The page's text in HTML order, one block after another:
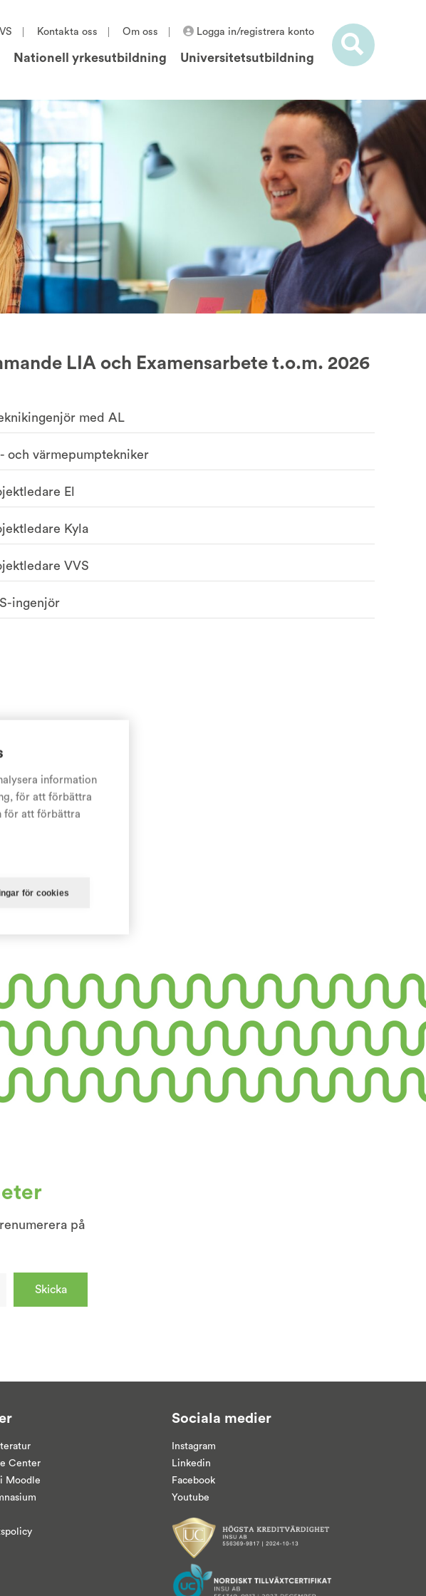
Kontakta oss Om oss Logga in/registrera konto
Nationell yrkesutbildning Universitetsutbildning
LIA och Examensarbete t.o.m. 2026
med AL
och värmepumptekniker
El
Kyla
VVS
ingenjör
på
Center
Moodle
Sociala medier
Instagram
Linkedin
Facebook
Youtube
information
för att förbättra
för att förbättra
för cookies